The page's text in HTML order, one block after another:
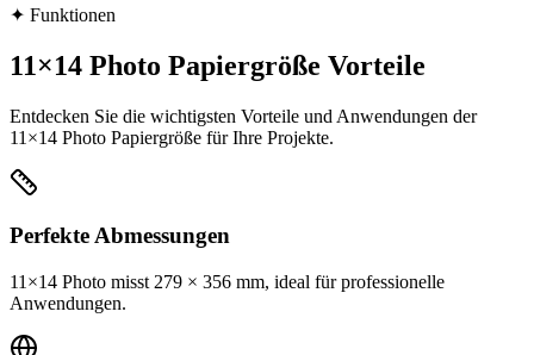
✦ Funktionen
11×14 Photo Papiergröße Vorteile
Entdecken Sie die wichtigsten Vorteile und Anwendungen der
11×14 Photo Papiergröße für Ihre Projekte.
Perfekte Abmessungen
11×14 Photo misst 279 × 356 mm, ideal für professionelle
Anwendungen.